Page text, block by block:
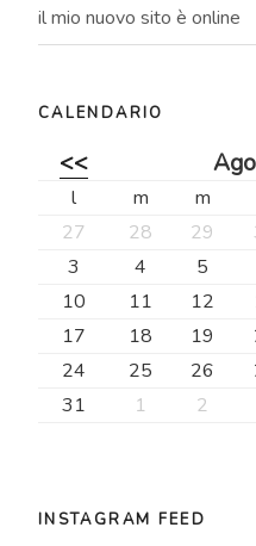
il mio nuovo sito è online
CALENDARIO
<<
l m m
27
28 29
3
4 5
10
11 12
17
18 19
24
25 26
31
1 2
INSTAGRAM FEED